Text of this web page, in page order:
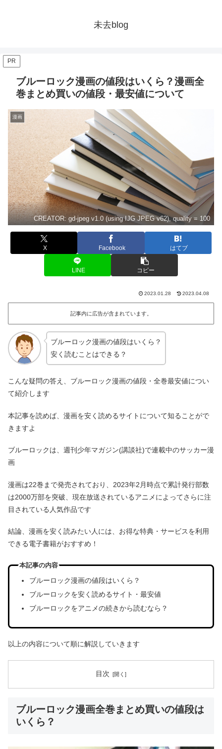
未去blog
PR
ブルーロック漫画の値段はいくら？漫画全
巻まとめ買いの値段・最安値について
漫画
CREATOR: gd-jpeg v1.0 (using IJG JPEG v62), quality = 100
X Facebook はてブ
LINE コピー
2023.01.28 2023.04.08
記事内に広告が含まれています。
ブルーロック漫画の値段はいくら？
安く読むことはできる？
こんな疑問の答え、ブルーロック漫画の値段・全巻最安値につい
て紹介します
本記事を読めば、漫画を安く読めるサイトについて知ることがで
きますよ
ブルーロックは、週刊少年マガジン(講談社)で連載中のサッカー漫
画
漫画は22巻まで発売されており、2023年2月時点で累計発行部数
は2000万部を突破、現在放送されているアニメによってさらに注
目されている人気作品です
結論、漫画を安く読みたい人には、お得な特典・サービスを利用
できる電子書籍がおすすめ！
本記事の内容
ブルーロック漫画の値段はいくら？
ブルーロックを安く読めるサイト・最安値
ブルーロックをアニメの続きから読むなら？
以上の内容について順に解説していきます
目次
ブルーロック漫画全巻まとめ買いの値段は
いくら？